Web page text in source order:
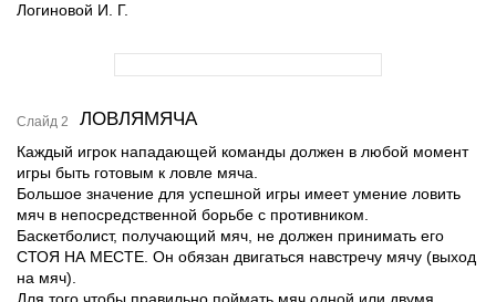
Логиновой И. Г.
Слайд 2 ЛОВЛЯМЯЧА
Каждый игрок нападающей команды должен в любой момент
игры быть готовым к ловле мяча.
Большое значение для успешной игры имеет умение ловить
мяч в непосредственной борьбе с противником.
Баскетболист, получающий мяч, не должен принимать его
СТОЯ НА МЕСТЕ. Он обязан двигаться навстречу мячу (выход
на мяч).